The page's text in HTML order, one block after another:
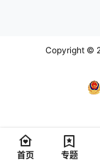
Copyright ©
首页 专题